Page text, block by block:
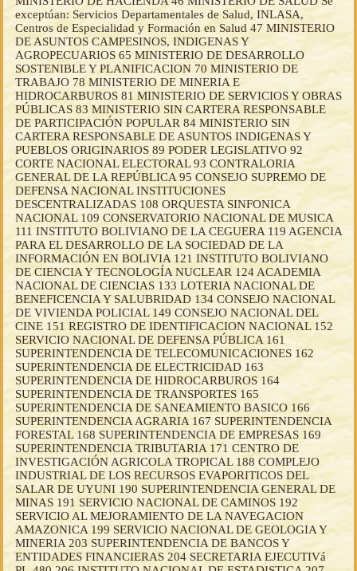
exceptúan: Servicios Departamentales de Salud, INLASA,
Centros de Especialidad y Formación en Salud 47 MINISTERIO
DE ASUNTOS CAMPESINOS, INDIGENAS Y
AGROPECUARIOS 65 MINISTERIO DE DESARROLLO
SOSTENIBLE Y PLANIFICACION 70 MINISTERIO DE
TRABAJO 78 MINISTERIO DE MINERIA E
HIDROCARBUROS 81 MINISTERIO DE SERVICIOS Y OBRAS
PÚBLICAS 83 MINISTERIO SIN CARTERA RESPONSABLE
DE PARTICIPACIÓN POPULAR 84 MINISTERIO SIN
CARTERA RESPONSABLE DE ASUNTOS INDIGENAS Y
PUEBLOS ORIGINARIOS 89 PODER LEGISLATIVO 92
CORTE NACIONAL ELECTORAL 93 CONTRALORIA
GENERAL DE LA REPÚBLICA 95 CONSEJO SUPREMO DE
DEFENSA NACIONAL INSTITUCIONES
DESCENTRALIZADAS 108 ORQUESTA SINFONICA
NACIONAL 109 CONSERVATORIO NACIONAL DE MUSICA
111 INSTITUTO BOLIVIANO DE LA CEGUERA 119 AGENCIA
PARA EL DESARROLLO DE LA SOCIEDAD DE LA
INFORMACIÓN EN BOLIVIA 121 INSTITUTO BOLIVIANO
DE CIENCIA Y TECNOLOGÍA NUCLEAR 124 ACADEMIA
NACIONAL DE CIENCIAS 133 LOTERIA NACIONAL DE
BENEFICENCIA Y SALUBRIDAD 134 CONSEJO NACIONAL
DE VIVIENDA POLICIAL 149 CONSEJO NACIONAL DEL
CINE 151 REGISTRO DE IDENTIFICACION NACIONAL 152
SERVICIO NACIONAL DE DEFENSA PÚBLICA 161
SUPERINTENDENCIA DE TELECOMUNICACIONES 162
SUPERINTENDENCIA DE ELECTRICIDAD 163
SUPERINTENDENCIA DE HIDROCARBUROS 164
SUPERINTENDENCIA DE TRANSPORTES 165
SUPERINTENDENCIA DE SANEAMIENTO BASICO 166
SUPERINTENDENCIA AGRARIA 167 SUPERINTENDENCIA
FORESTAL 168 SUPERINTENDENCIA DE EMPRESAS 169
SUPERINTENDENCIA TRIBUTARIA 171 CENTRO DE
INVESTIGACIÓN AGRICOLA TROPICAL 188 COMPLEJO
INDUSTRIAL DE LOS RECURSOS EVAPORITICOS DEL
SALAR DE UYUNI 190 SUPERINTENDENCIA GENERAL DE
MINAS 191 SERVICIO NACIONAL DE CAMINOS 192
SERVICIO AL MEJORAMIENTO DE LA NAVEGACION
AMAZONICA 199 SERVICIO NACIONAL DE GEOLOGIA Y
MINERIA 203 SUPERINTENDENCIA DE BANCOS Y
ENTIDADES FINANCIERAS 204 SECRETARIA EJECUTIVá